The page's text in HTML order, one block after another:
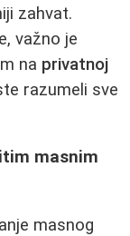
zahvat.
važno je
na privatnoj
razumeli sve
masnim
masnog